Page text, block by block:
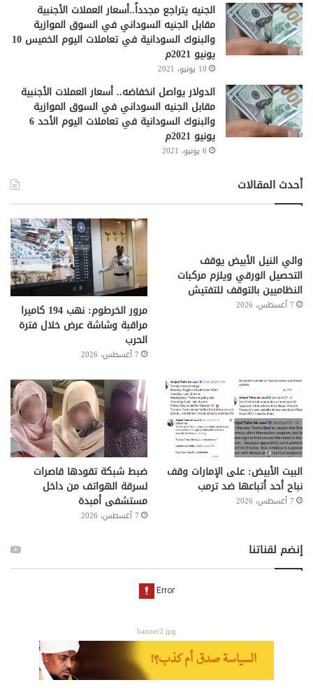
الجنيه يتراجع مجدداً..أسعار العملات الأجنبية
مقابل الجنيه السوداني في السوق الموازية
والبنوك السودانية في تعاملات اليوم الخميس 10
يونيو 2021م
10 يونيو، 2021
الدولار يواصل انخفاضه.. أسعار العملات الأجنبية
مقابل الجنيه السوداني في السوق الموازية
والبنوك السودانية في تعاملات اليوم الأحد 6
يونيو 2021م
6 يونيو، 2021
أحدث المقالات
والي النيل الأبيض يوقف
التحصيل الورقي ويلزم مركبات
النظاميين بالتوقف للتفتيش
7 أغسطس، 2026 مرور الخرطوم: نهب 194 كاميرا
مراقبة وشاشة عرض خلال فترة
الحرب
7 أغسطس، 2026
البيت الأبيض: على ⁧‫الإمارات‬⁩ وقف
نباح أحد أتباعها ضد ترمب
7 أغسطس، 2026
ضبط شبكة تقودها قاصرات
لسرقة الهواتف من داخل
مستشفى أمبدة
7 أغسطس، 2026
إنضم لقناتنا
banner2.jpg